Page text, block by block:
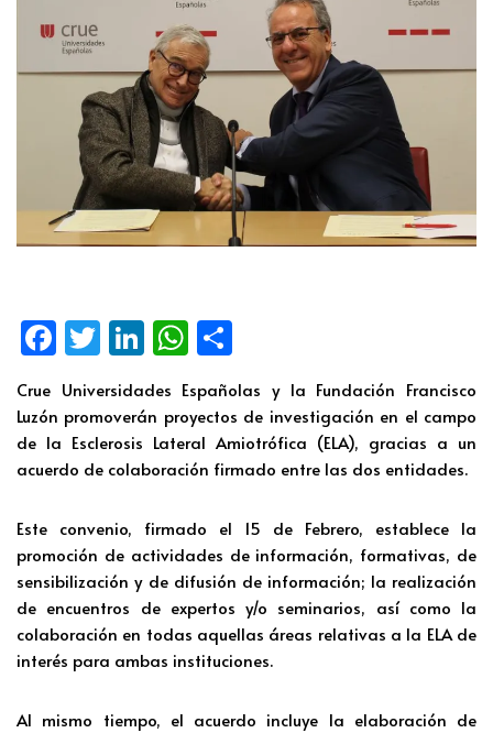
Fa
ce
b
o
o
k
T
wi
tt
er
Li
n
k
e
dI
n
W
at
s
A
p
p
o
m
p
ar
tir
Crue Universidades Españolas y la Fundación Francisco
Luzón promoverán proyectos de investigación en el campo
de la Esclerosis Lateral Amiotrófica (ELA), gracias a un
acuerdo de colaboración firmado entre las dos entidades.
Este convenio, firmado el 15 de Febrero, establece la
promoción de actividades de información, formativas, de
sensibilización y de difusión de información; la realización
de encuentros de expertos y/o seminarios, así como la
colaboración en todas aquellas áreas relativas a la ELA de
interés para ambas instituciones.
Al mismo tiempo, el acuerdo incluye la elaboración de